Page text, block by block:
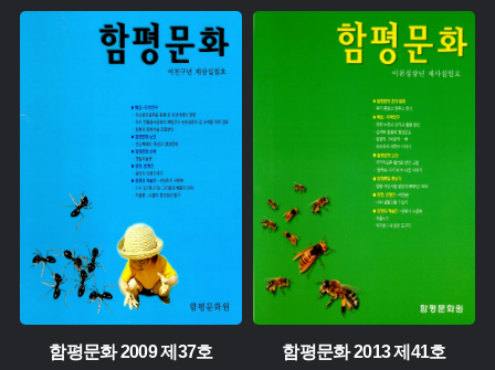
함평문화 2009 제37호 함평문화 2013 제41호